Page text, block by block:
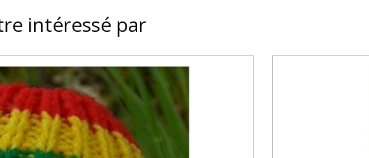
intéressé par